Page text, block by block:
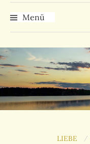
Menü
LIEBE /